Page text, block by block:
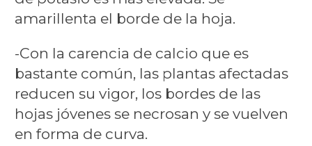
amarillenta el borde de la hoja.
-Con la carencia de calcio que es
bastante común, las plantas afectadas
reducen su vigor, los bordes de las
hojas jóvenes se necrosan y se vuelven
en forma de curva.